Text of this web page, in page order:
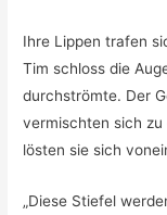
Ihre Lippen trafen
Tim schloss die
durchströmte. Der
vermischten sich
lösten sie sich
„Diese Stiefel